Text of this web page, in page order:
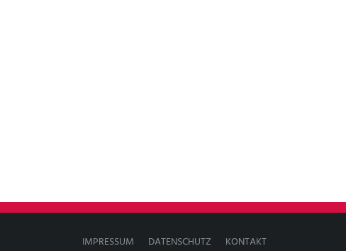
IMPRESSUM DATENSCHUTZ KONTAKT